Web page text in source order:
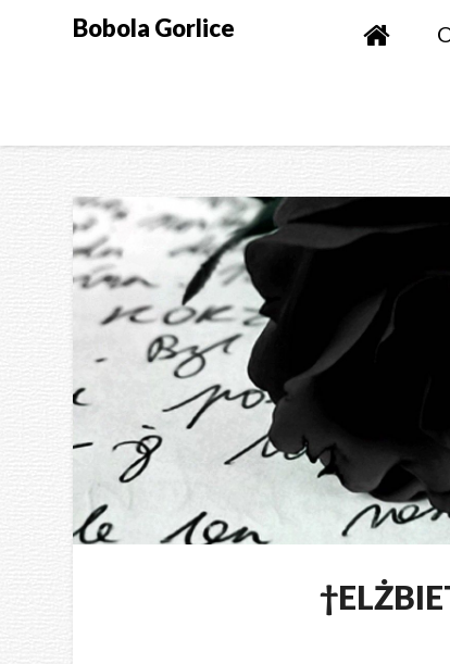
Bobola Gorlice